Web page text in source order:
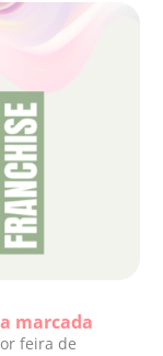
marcada
feira de